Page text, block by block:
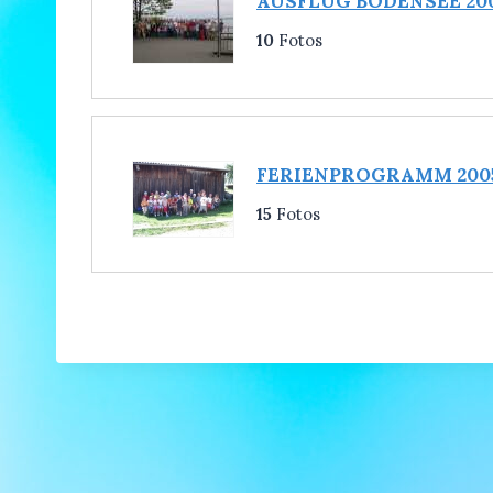
10 Fotos
FERIENPROGRAMM
15 Fotos